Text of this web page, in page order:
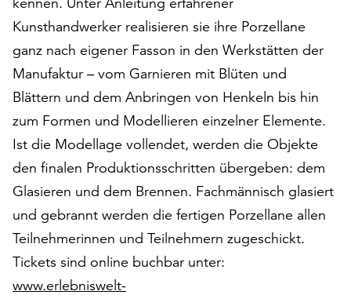
Cookies
zu
akzeptieren.
Sie
können
Ihr
Einverständnis
jederzeit
ändern
und
widerrufen.
Dafür
steht
am
Ende
Kunsthandwerker realisieren sie ihre Porzellane
ganz nach eigener Fasson in den Werkstätten der
Manufaktur – vom Garnieren mit Blüten und
Blättern und dem Anbringen von Henkeln bis hin
zum Formen und Modellieren einzelner Elemente.
Ist die Modellage vollendet, werden die Objekte
den finalen Produktionsschritten übergeben: dem
Glasieren und dem Brennen. Fachmännisch glasiert
und gebrannt werden die fertigen Porzellane allen
Teilnehmerinnen und Teilnehmern zugeschickt.
Tickets sind online buchbar unter:
www.erlebniswelt-